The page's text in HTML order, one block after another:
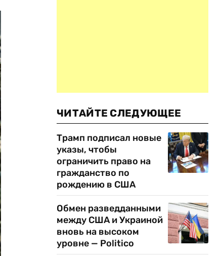
ЧИТАЙТЕ СЛЕДУЮЩЕЕ
Трамп подписал новые
указы, чтобы
ограничить право на
гражданство по
рождению в США
Обмен разведданными
между США и Украиной
вновь на высоком
уровне — Politico